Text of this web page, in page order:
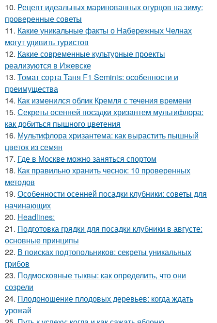
10. Рецепт идеальных маринованных огурцов на зиму:
проверенные советы
11. Какие уникальные факты о Набережных Челнах
могут удивить туристов
12. Какие современные культурные проекты
реализуются в Ижевске
13. Томат сорта Таня F1 Seminis: особенности и
преимущества
14. Как изменился облик Кремля с течения времени
15. Секреты осенней посадки хризантем мультифлора:
как добиться пышного цветения
16. Мультифлора хризантема: как вырастить пышный
цветок из семян
17. Где в Москве можно заняться спортом
18. Как правильно хранить чеснок: 10 проверенных
методов
19. Особенности осенней посадки клубники: советы для
начинающих
20. Headlines:
21. Подготовка грядки для посадки клубники в августе:
основные принципы
22. В поисках подтопольников: секреты уникальных
грибов
23. Подмосковные тыквы: как определить, что они
созрели
24. Плодоношение плодовых деревьев: когда ждать
урожай